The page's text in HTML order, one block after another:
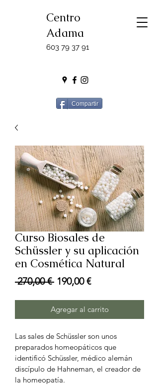
Centro
Adama
603 79 37 91
Compartir
Curso Biosales de
Schüssler y su aplicación
en Cosmética Natural
270,00 € Precio
190,00 €Precio
oferta
Agregar al carrito
Las sales de Schüssler son unos
preparados homeopáticos que
identificó Schüssler, médico alemán
discípulo de Hahneman, el creador de
la homeopatía.